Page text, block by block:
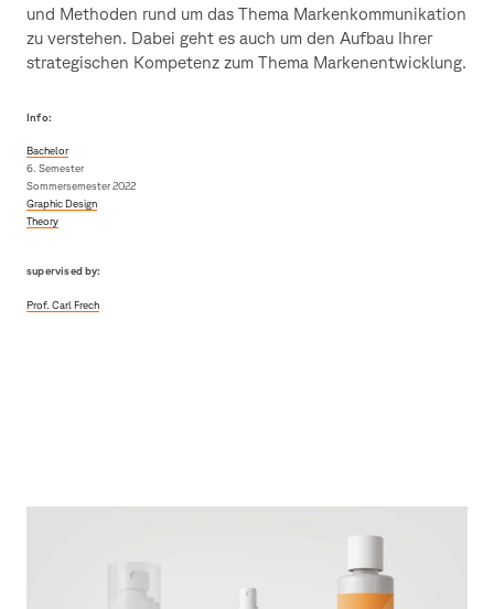
und Methoden rund um das Thema Markenkommunikation
zu verstehen. Dabei geht es auch um den Aufbau Ihrer
strategischen Kompetenz zum Thema Markenentwicklung.
Info:
Bachelor
6. Semester
Sommersemester 2022
Graphic Design
Theory
supervised by:
Prof. Carl Frech